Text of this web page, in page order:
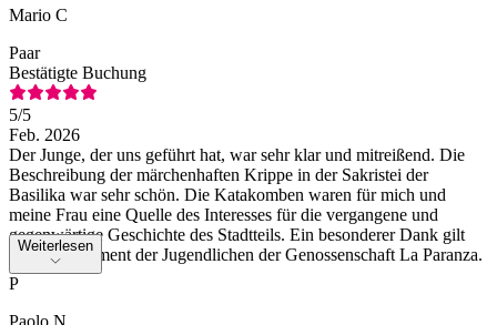
Mario C
Paar
Bestätigte Buchung
5/5
Feb. 2026
Der Junge, der uns geführt hat, war sehr klar und mitreißend. Die
Beschreibung der märchenhaften Krippe in der Sakristei der
Basilika war sehr schön. Die Katakomben waren für mich und
meine Frau eine Quelle des Interesses für die vergangene und
gegenwärtige Geschichte des Stadtteils. Ein besonderer Dank gilt
dem Engagement der Jugendlichen der Genossenschaft La Paranza.
Weiterlesen
P
Paolo N